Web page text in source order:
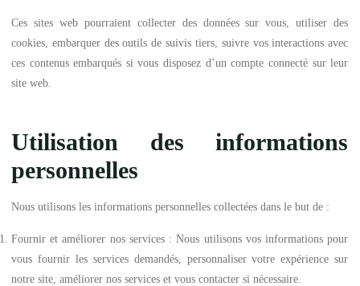
Ces sites web pourraient collecter des données sur vous, utiliser des
cookies, embarquer des outils de suivis tiers, suivre vos interactions avec
ces contenus embarqués si vous disposez d’un compte connecté sur leur
site web.
Utilisation des informations
personnelles
Nous utilisons les informations personnelles collectées dans le but de :
Fournir et améliorer nos services : Nous utilisons vos informations pour
vous fournir les services demandés, personnaliser votre expérience sur
notre site, améliorer nos services et vous contacter si nécessaire.